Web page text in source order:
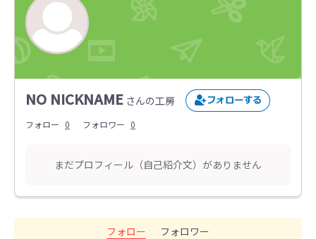
NO NICKNAME さんの工房
フォロー 0 フォロワー 0
まだプロフィール（自己紹介文）がありません
フォロー フォロワー